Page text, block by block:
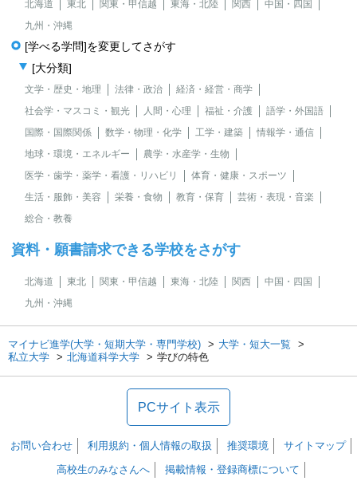
北海道 東北 関東・甲信越 東海・北陸 関西
中国・四国
九州・沖縄
[学べる学問]を変更してさがす
[大分類]
文学・歴史・地理 法律・政治
経済・経営・商学
社会学・マスコミ・観光
人間・心理 福祉・介護
語学・外国語
国際・国際関係
数学・物理・化学 工学・建築
情報学・通信
地球・環境・エネルギー
農学・水産学・生物
医学・歯学・薬学・看護・リハビリ
体育・健康・スポーツ
生活・服飾・美容
栄養・食物 教育・保育
芸術・表現・音楽
総合・教養
資料・願書請求できる学校をさがす
北海道 東北 関東・甲信越 東海・北陸 関西
中国・四国
九州・沖縄
マイナビ進学(大学・短期大学・専門学校)
大学・短大一覧
私立大学
北海道科学大学 学びの特色
PCサイト表示
お問い合わせ 利用規約・個人情報の取扱 推奨環境
サイトマップ
高校生のみなさんへ
掲載情報・登録商標について